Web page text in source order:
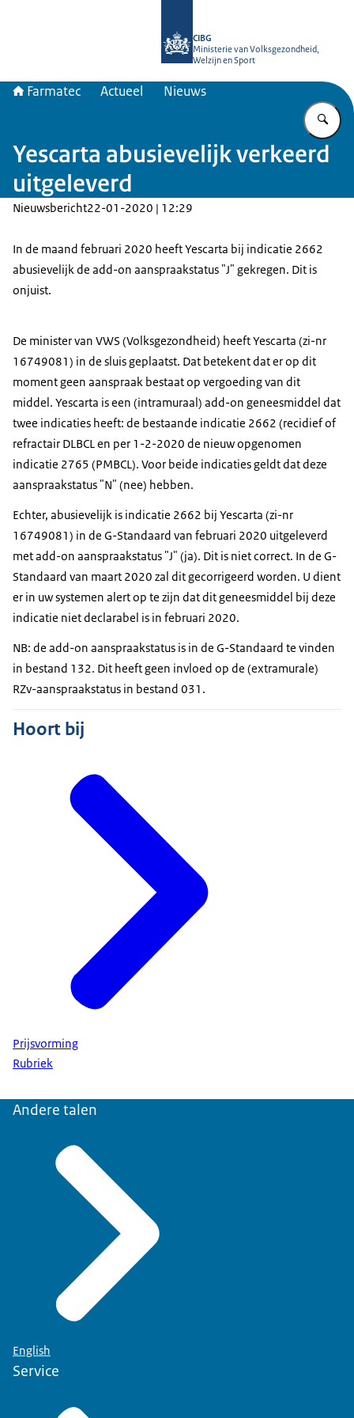
CIBG
Ministerie van Volksgezondheid,
Welzijn en Sport
Farmatec Actueel Nieuws
Yescarta abusievelijk verkeerd
uitgeleverd
Nieuwsbericht22-01-2020 | 12:29
In de maand februari 2020 heeft Yescarta bij indicatie 2662
abusievelijk de add-on aanspraakstatus "J" gekregen. Dit is
onjuist.
De minister van VWS (Volksgezondheid) heeft Yescarta (zi-nr
16749081) in de sluis geplaatst. Dat betekent dat er op dit
moment geen aanspraak bestaat op vergoeding van dit
middel. Yescarta is een (intramuraal) add-on geneesmiddel dat
twee indicaties heeft: de bestaande indicatie 2662 (recidief of
refractair DLBCL en per 1-2-2020 de nieuw opgenomen
indicatie 2765 (PMBCL). Voor beide indicaties geldt dat deze
aanspraakstatus "N" (nee) hebben.
Echter, abusievelijk is indicatie 2662 bij Yescarta (zi-nr
16749081) in de G-Standaard van februari 2020 uitgeleverd
met add-on aanspraakstatus "J" (ja). Dit is niet correct. In de G-
Standaard van maart 2020 zal dit gecorrigeerd worden. U dient
er in uw systemen alert op te zijn dat dit geneesmiddel bij deze
indicatie niet declarabel is in februari 2020.
NB: de add-on aanspraakstatus is in de G-Standaard te vinden
in bestand 132. Dit heeft geen invloed op de (extramurale)
RZv-aanspraakstatus in bestand 031.
Hoort bij
Prijsvorming
Rubriek
Andere talen
English
Service